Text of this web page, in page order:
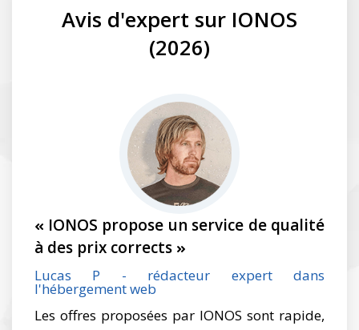
Avis d'expert sur IONOS
(2026)
IONOS propose un service de qualité
à des prix corrects
Lucas P - rédacteur expert dans
l'hébergement web
Les offres proposées par IONOS sont rapide,